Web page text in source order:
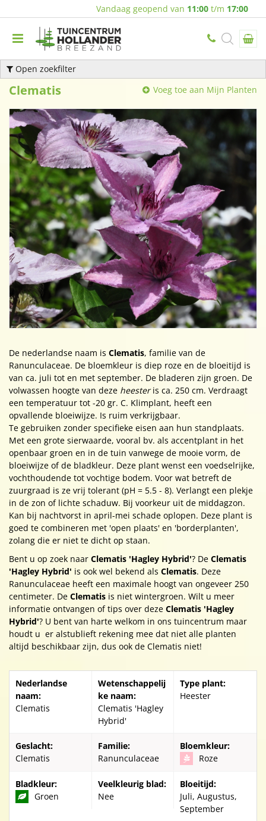
Vandaag geopend van 11:00 t/m 17:00
Open zoekfilter
Clematis Voeg toe aan Mijn Planten
De nederlandse naam is Clematis, familie van de
Ranunculaceae. De bloemkleur is diep roze en de bloeitijd is
van ca. juli tot en met september. De bladeren zijn groen. De
volwassen hoogte van deze heesteris ca. 250 cm. Verdraagt
een temperatuur tot -20 gr. C. Klimplant, heeft een
opvallende bloeiwijze. Is ruim verkrijgbaar.
Te gebruiken zonder specifieke eisen aan hun standplaats.
Met een grote sierwaarde, vooral bv. als accentplant in het
openbaar groen en in de tuin vanwege de mooie vorm, de
bloeiwijze of de bladkleur. Deze plant wenst een voedselrijke,
vochthoudende tot vochtige bodem. Voor wat betreft de
zuurgraad is ze vrij tolerant (pH = 5.5 - 8). Verlangt een plekje
in de zon of lichte schaduw. Bij voorkeur uit de middagzon.
Kan bij nachtvorst in april-mei schade oplopen. Deze plant is
goed te combineren met 'open plaats' en 'borderplanten',
zolang die er niet te dicht op staan.
Bent u op zoek naar Clematis 'Hagley Hybrid'? De Clematis
'Hagley Hybrid' is ook wel bekend als Clematis. Deze
Ranunculaceae heeft een maximale hoogt van ongeveer 250
centimeter. De Clematis is niet wintergroen. Wilt u meer
informatie ontvangen of tips over deze Clematis 'Hagley
Hybrid'? U bent van harte welkom in ons tuincentrum maar
houdt u er alstublieft rekening mee dat niet alle planten
altijd beschikbaar zijn, dus ook de Clematis niet!
Nederlandse
naam:
Clematis
Wetenschappelij
ke naam:
Clematis 'Hagley
Hybrid'
Type plant:
Heester
Geslacht:
Clematis
Familie:
Ranunculaceae
Bloemkleur:
Roze
Bladkleur:
Groen
Veelkleurig blad:
Nee
Bloeitijd:
Juli, Augustus,
September